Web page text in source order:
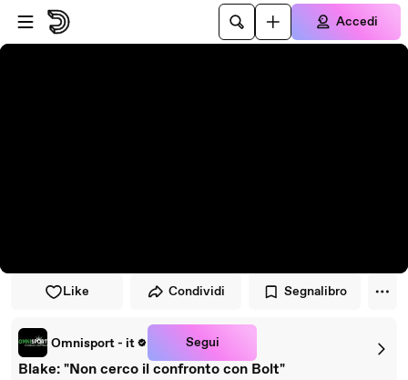
Vai al lettore
Passa al contenuto principale
Accedi
Like Condividi Segnalibro
Omnisport - it Segui
Blake: "Non cerco il confronto con Bolt"